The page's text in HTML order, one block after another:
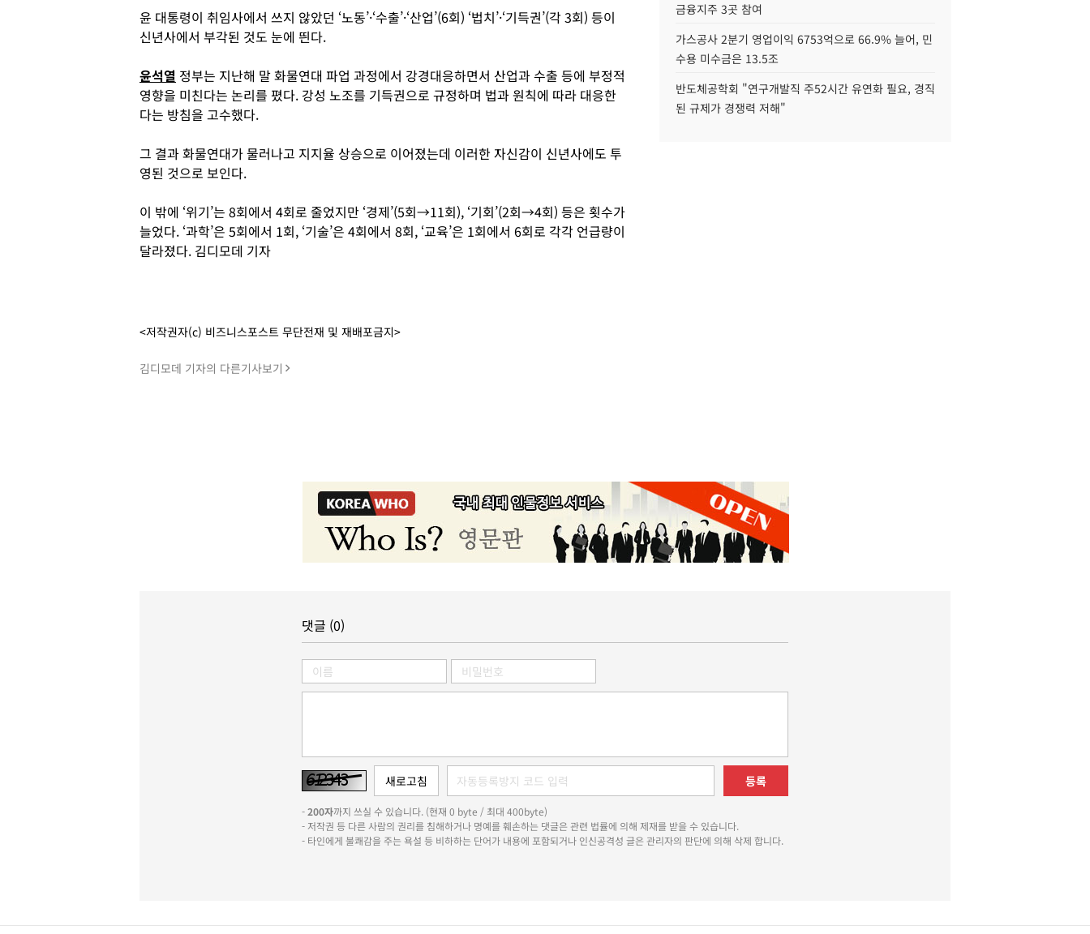
윤 대통령이 취임사에서 쓰지 않았던 ‘노동’·‘수출’·‘산업’(6회) ‘법치’·‘기득권’(각 3회) 등이
신년사에서 부각된 것도 눈에 띈다.
윤석열 정부는 지난해 말 화물연대 파업 과정에서 강경대응하면서 산업과 수출 등에 부정적
영향을 미친다는 논리를 폈다. 강성 노조를 기득권으로 규정하며 법과 원칙에 따라 대응한
다는 방침을 고수했다.
그 결과 화물연대가 물러나고 지지율 상승으로 이어졌는데 이러한 자신감이 신년사에도 투
영된 것으로 보인다.
이 밖에 ‘위기’는 8회에서 4회로 줄었지만 ‘경제’(5회→11회), ‘기회’(2회→4회) 등은 횟수가
늘었다. ‘과학’은 5회에서 1회, ‘기술’은 4회에서 8회, ‘교육’은 1회에서 6회로 각각 언급량이
달라졌다. 김디모데 기자
<저작권자(c) 비즈니스포스트 무단전재 및 재배포금지>
김디모데 기자의 다른기사보기
금융지주 3곳 참여
가스공사 2분기 영업이익 6753억으로 66.9% 늘어, 민
수용 미수금은 13.5조
반도체공학회 "연구개발직 주52시간 유연화 필요, 경직
된 규제가 경쟁력 저해"
댓글 (0)
등록
-200자까지 쓰실 수 있습니다. (현재 0 byte / 최대 400byte)
- 저작권 등 다른 사람의 권리를 침해하거나 명예를 훼손하는 댓글은 관련 법률에 의해 제재를 받을 수 있습니다.
- 타인에게 불쾌감을 주는 욕설 등 비하하는 단어가 내용에 포함되거나 인신공격성 글은 관리자의 판단에 의해 삭제 합니다.